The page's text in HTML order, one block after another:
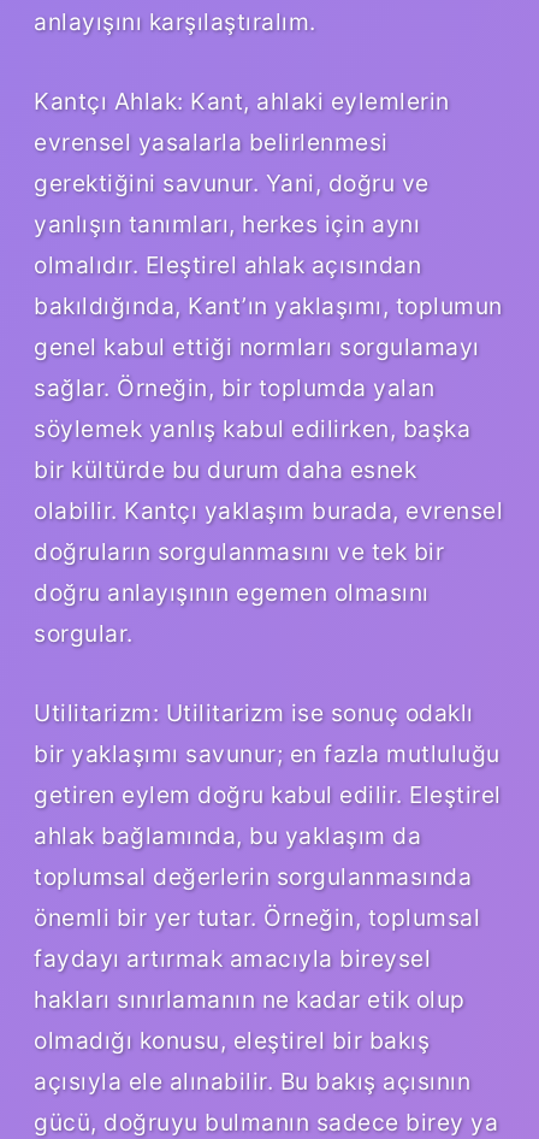
anlayışını karşılaştıralım.
Kantçı Ahlak: Kant, ahlaki eylemlerin
evrensel yasalarla belirlenmesi
gerektiğini savunur. Yani, doğru ve
yanlışın tanımları, herkes için aynı
olmalıdır. Eleştirel ahlak açısından
bakıldığında, Kant’ın yaklaşımı, toplumun
genel kabul ettiği normları sorgulamayı
sağlar. Örneğin, bir toplumda yalan
söylemek yanlış kabul edilirken, başka
bir kültürde bu durum daha esnek
olabilir. Kantçı yaklaşım burada, evrensel
doğruların sorgulanmasını ve tek bir
doğru anlayışının egemen olmasını
sorgular.
Utilitarizm: Utilitarizm ise sonuç odaklı
bir yaklaşımı savunur; en fazla mutluluğu
getiren eylem doğru kabul edilir. Eleştirel
ahlak bağlamında, bu yaklaşım da
toplumsal değerlerin sorgulanmasında
önemli bir yer tutar. Örneğin, toplumsal
faydayı artırmak amacıyla bireysel
hakları sınırlamanın ne kadar etik olup
olmadığı konusu, eleştirel bir bakış
açısıyla ele alınabilir. Bu bakış açısının
gücü, doğruyu bulmanın sadece birey ya